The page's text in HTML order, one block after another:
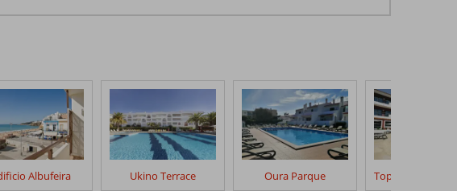
Albufeira Ukino Terrace Oura Parque